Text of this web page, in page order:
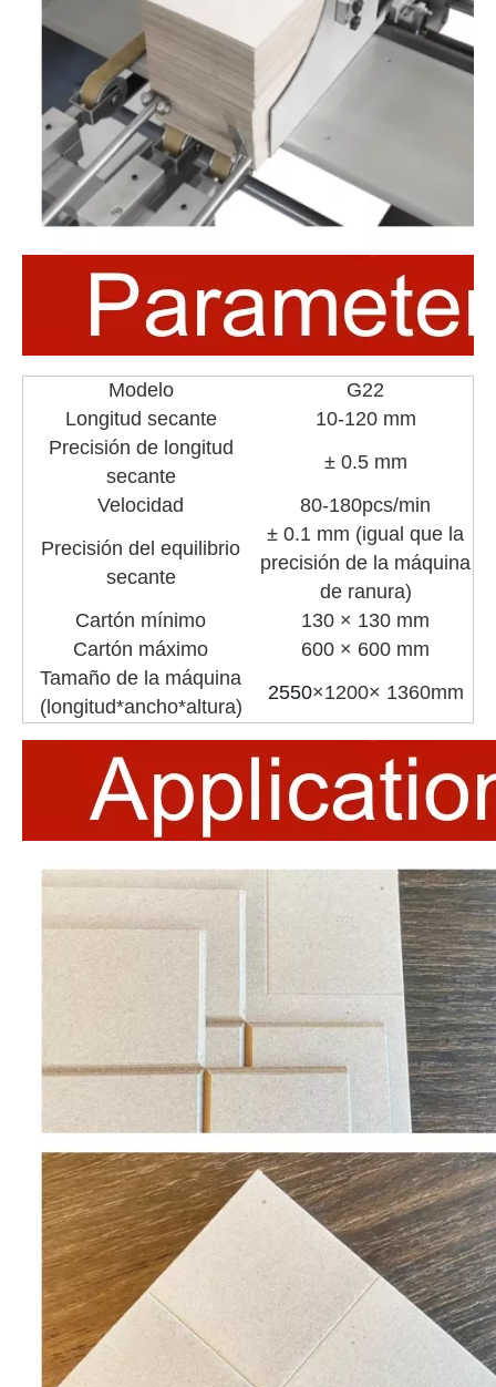
Modelo
G22
Longitud secante
10-120 mm
Precisión de longitud
secante
± 0.5 mm
Velocidad
80-180pcs/min
Precisión del equilibrio
secante
± 0.1 mm (igual que la
precisión de la máquina
de ranura)
Cartón mínimo
130 × 130 mm
Cartón máximo
600 × 600 mm
Tamaño de la máquina
(longitud*ancho*altura)
2550×1200× 1360mm